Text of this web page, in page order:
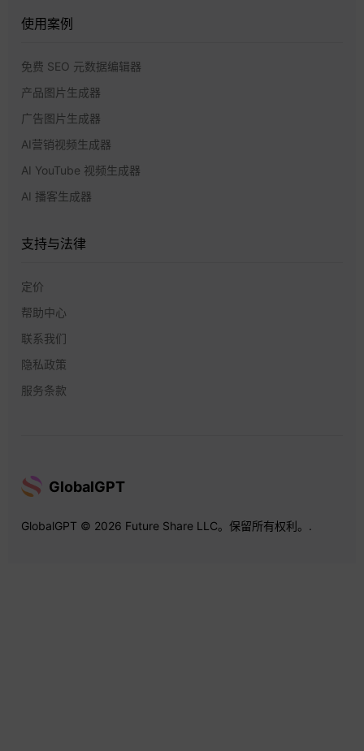
使用案例
免费 SEO 元数据编辑器
产品图片生成器
广告图片生成器
AI营销视频生成器
AI YouTube 视频生成器
AI 播客生成器
支持与法律
定价
帮助中心
联系我们
隐私政策
服务条款
GlobalGPT
GlobalGPT © 2026 Future Share LLC。保留所有权利。.